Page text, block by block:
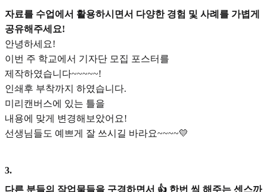
자료를 수업에서 활용하시면서 다양한 경험 및 사례를 가볍게
공유해주세요!
안녕하세요!
이번 주 학교에서 기자단 모집 포스터를
제작하였습니다~~~~~!
인쇄후 부착까지 하였습니다.
미리캔버스에 있는 틀을
내용에 맞게 변경해보았어요!
선생님들도 예쁘게 잘 쓰시길 바라요~~~~💛
3.
다른 분들의 작업물들을 구경하면서 👍 한번 씩 해주는 센스까